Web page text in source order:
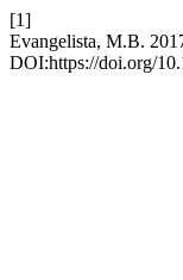
[1]
Evangelista, M.B.
DOI:https://doi.org/